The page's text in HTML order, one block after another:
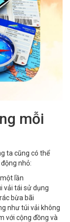
mỗi
ta cũng có thể
nhỏ:
lần
vải tái sử dụng
bừa bãi
như túi vải không
với cộng đồng và